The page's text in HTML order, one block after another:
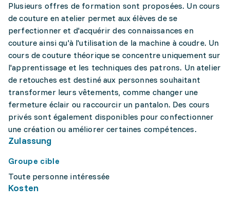
Plusieurs offres de formation sont proposées. Un cours
de couture en atelier permet aux élèves de se
perfectionner et d'acquérir des connaissances en
couture ainsi qu'à l'utilisation de la machine à coudre. Un
cours de couture théorique se concentre uniquement sur
l'apprentissage et les techniques des patrons. Un atelier
de retouches est destiné aux personnes souhaitant
transformer leurs vêtements, comme changer une
fermeture éclair ou raccourcir un pantalon. Des cours
privés sont également disponibles pour confectionner
une création ou améliorer certaines compétences.
Zulassung
Groupe cible
Toute personne intéressée
Kosten